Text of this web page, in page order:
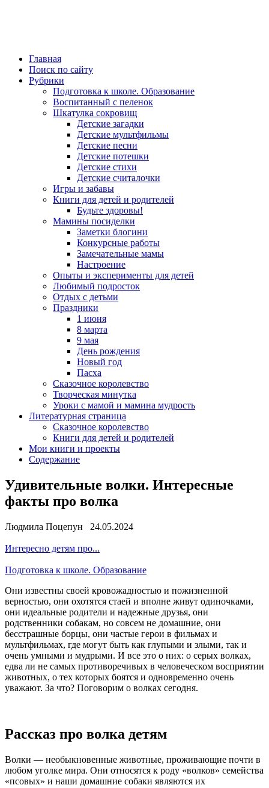
Главная
Поиск по сайту
Рубрики
Подготовка к школе. Образование
Воспитанный с пеленок
Шкатулка сокровищ
Детские загадки
Детские мультфильмы
Детские песни
Детские потешки
Детские стихи
Детские считалочки
Игры и забавы
Книги для детей и родителей
Будьте здоровы!
Мамины посиделки
Заметки блогини
Конкурсные работы
Замечательные мамы
Настроение
Опыты и эксперименты для детей
Любимый подросток
Отдых с детьми
Праздники
1 июня
8 марта
9 мая
День рождения
Новый год
Пасха
Сказочное королевство
Творческая минутка
Уроки с мамой и мамина мудрость
Литературная страница
Сказочное королевство
Книги для детей и родителей
Мои книги и проекты
Содержание
Удивительные волки. Интересные
факты про волка
Людмила Поцепун 24.05.2024
Интересно детям про...
Подготовка к школе. Образование
Они известны своей кровожадностью и пожизненной
верностью, они охотятся стаей и вполне живут одиночками,
они идеальные родители и надежные друзья, они
родственники собакам, но совсем не домашние, они
бесстрашные борцы, они частые герои в фильмах и
мультфильмах, где могут быть как глупыми и злыми, так и
очень умными и мудрыми. И все это о них: о серых волках,
едва ли не самых противоречивых в человеческом восприятии
животных, о тех которых боятся и одновременно очень
уважают. За что? Поговорим о волках сегодня.
Рассказ про волка детям
Волки — необыкновенные животные, проживающие почти в
любом уголке мира. Они относятся к роду «волков» семейства
«псовых» и наши домашние собаки являются их